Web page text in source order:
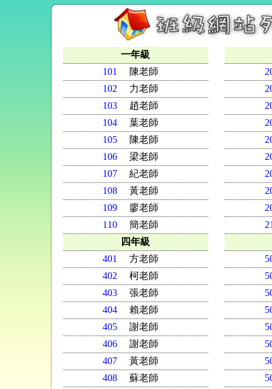
一年級
101
陳老師
102 力老師
103 趙老師
104 葉老師
105 陳老師
106 梁老師
107 紀老師
108 黃老師
109 廖老師
110 簡老師
四年級
401
方老師
402 柯老師
403 張老師
404 賴老師
405 謝老師
406 謝老師
407 黃老師
408 蘇老師